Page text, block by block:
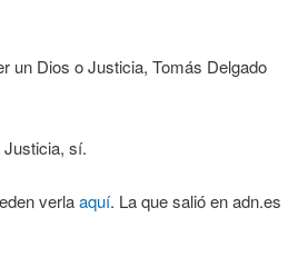
un Dios o Justicia, Tomás Delgado
Justicia, sí.
verlaaquí. La que salió en adn.es